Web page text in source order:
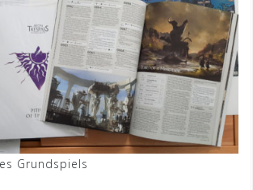
Grundspiels